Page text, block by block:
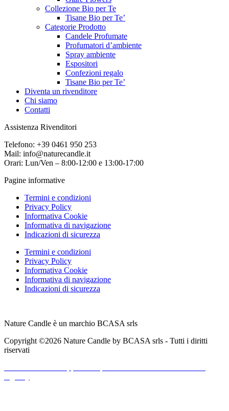
Collezione Bio per Te
Tisane Bio per Te’
Categorie Prodotto
Candele Profumate
Profumatori d’ambiente
Spray ambiente
Espositori
Confezioni regalo
Tisane Bio per Te’
Diventa un rivenditore
Chi siamo
Contatti
Assistenza Rivenditori
Telefono: +39 0461 950 253
Mail: info@naturecandle.it
Orari: Lun/Ven – 8:00-12:00 e 13:00-17:00
Pagine informative
Termini e condizioni
Privacy Policy
Informativa Cookie
Informativa di navigazione
Indicazioni di sicurezza
Termini e condizioni
Privacy Policy
Informativa Cookie
Informativa di navigazione
Indicazioni di sicurezza
Nature Candle è un marchio BCASA srls
Copyright ©2026 Nature Candle by BCASA srls - Tutti i diritti
riservati